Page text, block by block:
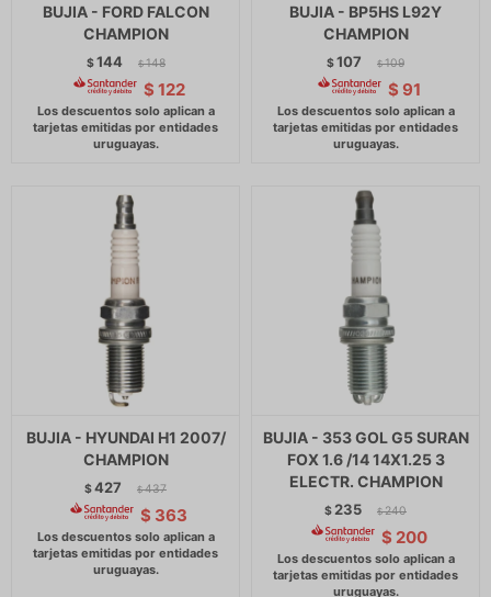
BUJIA - FORD FALCON
CHAMPION
$144 $ 148
$ 122
BUJIA - BP5HS L92Y
CHAMPION
$107 $ 109
$ 91
BUJIA - HYUNDAI H1 2007/
CHAMPION
$427 $ 437
$ 363
BUJIA - 353 GOL G5 SURAN
FOX 1.6 /14 14X1.25 3
ELECTR. CHAMPION
$ 235 $ 240
$ 200